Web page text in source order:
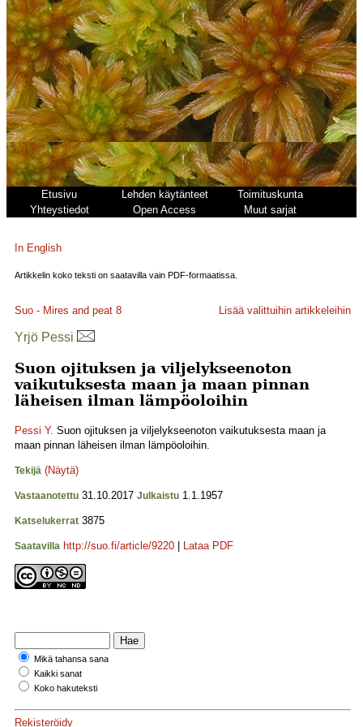
Etusivu Lehden käytänteet
Toimituskunta
Yhteystiedot
Open Access Muut sarjat
In English
Artikkelin koko teksti on saatavilla vain PDF-formaatissa.
Suo - Mires and peat 8 Lisää valittuihin artikkeleihin
Yrjö Pessi
Suon ojituksen ja viljelykseenoton
vaikutuksesta maan ja maan pinnan
läheisen ilman lämpöoloihin
Pessi Y. Suon ojituksen ja viljelykseenoton vaikutuksesta maan ja
maan pinnan läheisen ilman lämpöoloihin.
Tekijä (Näytä)
Vastaanotettu 31.10.2017 Julkaistu 1.1.1957
Katselukerrat 3875
Saatavilla http://suo.fi/article/9220 Lataa PDF
Mikä tahansa sana
Kaikki sanat
Koko hakuteksti
Rekisteröidy